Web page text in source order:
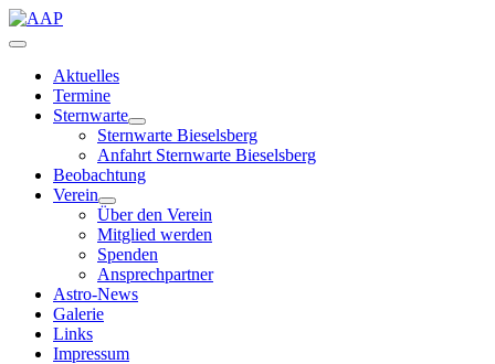
Aktuelles
Termine
Sternwarte
Sternwarte Bieselsberg
Anfahrt Sternwarte Bieselsberg
Beobachtung
Verein
Über den Verein
Mitglied werden
Spenden
Ansprechpartner
Astro-News
Galerie
Links
Impressum